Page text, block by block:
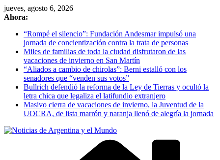
Skip
to
jueves, agosto 6, 2026
Ahora:
“Rompé el silencio”: Fundación Andesmar impulsó una
jornada de concientización contra la trata de personas
Miles de familias de toda la ciudad disfrutaron de las
vacaciones de invierno en San Martín
“Aliados a cambio de chirolas”: Berni estalló con los
senadores que “venden sus votos”
Bullrich defendió la reforma de la Ley de Tierras y ocultó la
letra chica que legaliza el latifundio extranjero
Masivo cierra de vacaciones de invierno, la Juventud de la
UOCRA, de lista marrón y naranja llenó de alegría la jornada